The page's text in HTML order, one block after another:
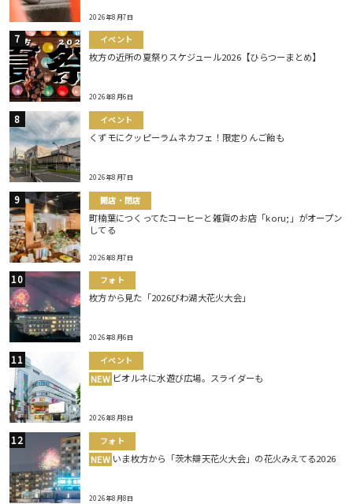
2026年8月7日
イベント
枚方の近所の夏祭りスケジュール2026【ひらつーまとめ】
2026年8月6日
イベント
くずモにクッピーラムネカフェ！限定りんご飴も
2026年8月7日
開店・閉店
町楠葉につくってたコーヒーと雑貨のお店「koru;」がオープン
してる
2026年8月7日
フォト
枚方から見た「2026びわ湖大花火大会」
2026年8月6日
イベント
NEW ビオルネに水遊び広場。スライダーも
2026年8月8日
フォト
NEW いま枚方から「茨木辯天花火大会」の花火みえてる2026
2026年8月8日